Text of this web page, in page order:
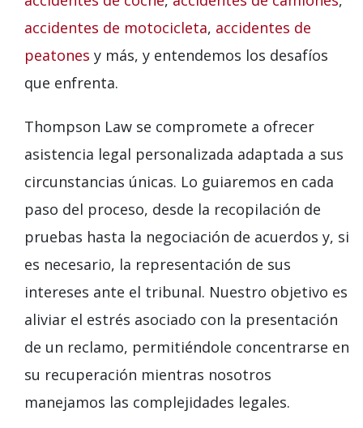
accidentes de motocicleta, accidentes de
peatones y más, y entendemos los desafíos
que enfrenta.
Thompson Law se compromete a ofrecer
asistencia legal personalizada adaptada a sus
circunstancias únicas. Lo guiaremos en cada
paso del proceso, desde la recopilación de
pruebas hasta la negociación de acuerdos y, si
es necesario, la representación de sus
intereses ante el tribunal. Nuestro objetivo es
aliviar el estrés asociado con la presentación
de un reclamo, permitiéndole concentrarse en
su recuperación mientras nosotros
manejamos las complejidades legales.